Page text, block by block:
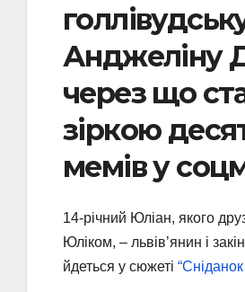
Анджеліну
через що
зіркою
мемів у
14-річний Юліан, якого
Юліком, – львів’янин і
йдеться у сюжеті